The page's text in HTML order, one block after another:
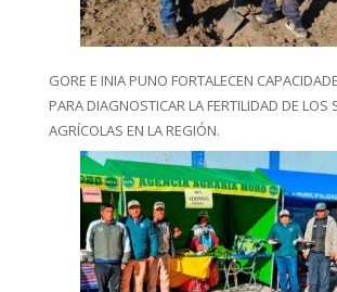
GORE E INIA PUNO FORTALECEN
PARA DIAGNOSTICAR LA FERTILIDAD DE LOS
AGRÍCOLAS EN LA REGIÓN.